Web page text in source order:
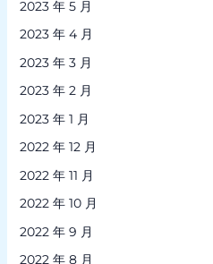
2023 年 5 月
2023 年 4 月
2023 年 3 月
2023 年 2 月
2023 年 1 月
2022 年 12 月
2022 年 11 月
2022 年 10 月
2022 年 9 月
2022 年 8 月